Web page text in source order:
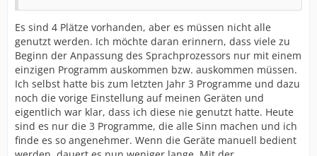
Es sind 4 Plätze vorhanden, aber es müssen nicht alle
genutzt werden. Ich möchte daran erinnern, dass viele zu
Beginn der Anpassung des Sprachprozessors nur mit einem
einzigen Programm auskommen bzw. auskommen müssen.
Ich selbst hatte bis zum letzten Jahr 3 Programme und dazu
noch die vorige Einstellung auf meinen Geräten und
eigentlich war klar, dass ich diese nie genutzt hatte. Heute
sind es nur die 3 Programme, die alle Sinn machen und ich
finde es so angenehmer. Wenn die Geräte manuell bedient